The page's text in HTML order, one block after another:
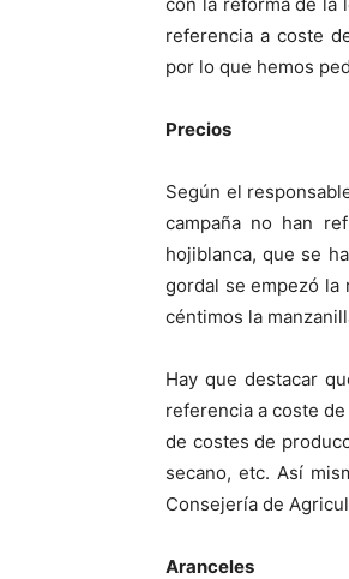
referencia a coste
por lo que hemos
Precios
Según el
campaña no han
hojiblanca, que se
gordal se empezó la
céntimos la
Hay que destacar
referencia a coste
de costes de
secano, etc. Así
Consejería de
Aranceles